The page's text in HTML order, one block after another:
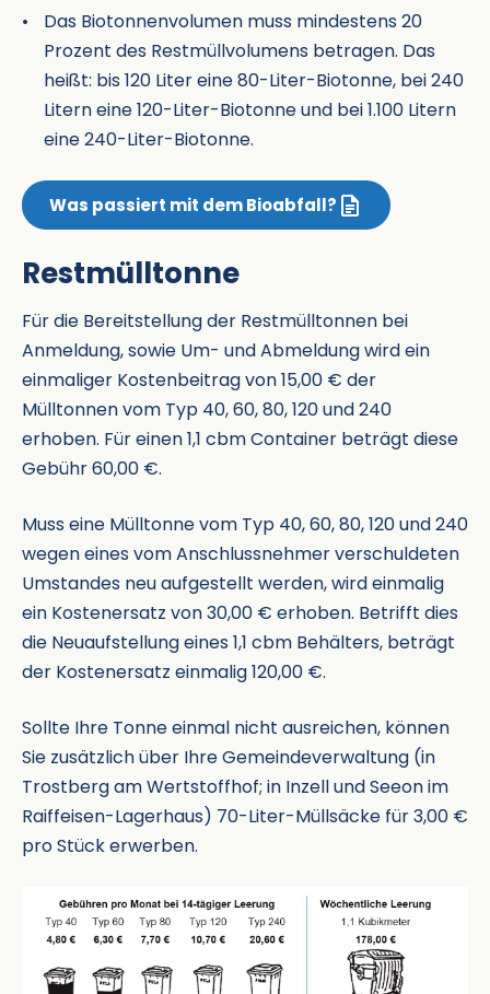
Das Biotonnenvolumen muss mindestens 20
Prozent des Restmüllvolumens betragen. Das
heißt: bis 120 Liter eine 80-Liter-Biotonne, bei 240
Litern eine 120-Liter-Biotonne und bei 1.100 Litern
eine 240-Liter-Biotonne.
Was passiert mit dem Bioabfall?
Restmülltonne
Für die Bereitstellung der Restmülltonnen bei
Anmeldung, sowie Um- und Abmeldung wird ein
einmaliger Kostenbeitrag von 15,00 € der
Mülltonnen vom Typ 40, 60, 80, 120 und 240
erhoben. Für einen 1,1 cbm Container beträgt diese
Gebühr 60,00 €.
Muss eine Mülltonne vom Typ 40, 60, 80, 120 und 240
wegen eines vom Anschlussnehmer verschuldeten
Umstandes neu aufgestellt werden, wird einmalig
ein Kostenersatz von 30,00 € erhoben. Betrifft dies
die Neuaufstellung eines 1,1 cbm Behälters, beträgt
der Kostenersatz einmalig 120,00 €.
Sollte Ihre Tonne einmal nicht ausreichen, können
Sie zusätzlich über Ihre Gemeindeverwaltung (in
Trostberg am Wertstoffhof; in Inzell und Seeon im
Raiffeisen-Lagerhaus) 70-Liter-Müllsäcke für 3,00 €
pro Stück erwerben.